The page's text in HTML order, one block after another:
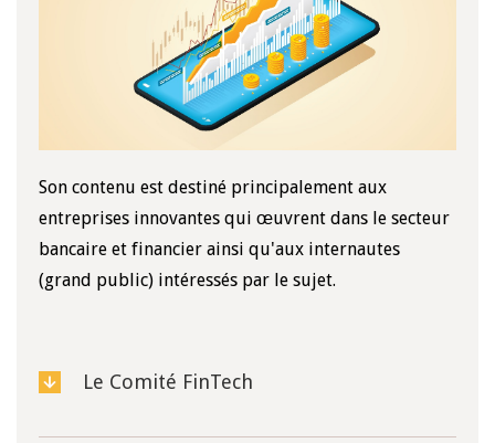
Son contenu est destiné principalement aux
entreprises innovantes qui œuvrent dans le secteur
bancaire et financier ainsi qu'aux internautes
(grand public) intéressés par le sujet.
Le Comité FinTech